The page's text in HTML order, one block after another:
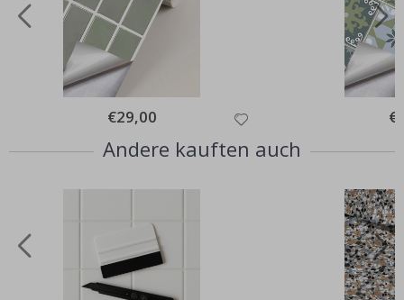
Special
Price
€29,00
Andere kauften auch